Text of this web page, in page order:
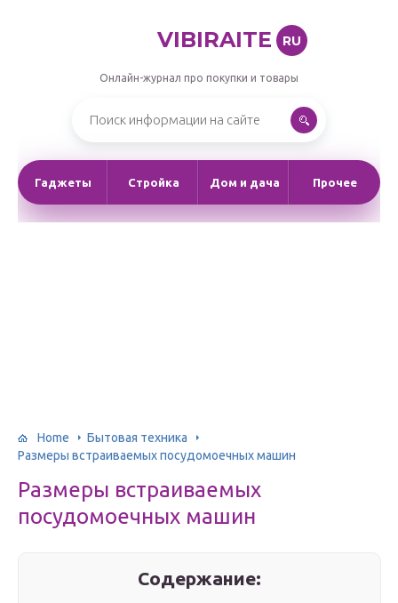
VIBIRAITE RU
Онлайн-журнал про покупки и товары
Гаджеты Стройка Дом и дача Прочее
Home
Бытовая техника
Размеры встраиваемых посудомоечных машин
Размеры встраиваемых
посудомоечных машин
Содержание: